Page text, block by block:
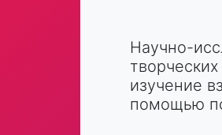
Научно-
изучение
помощью